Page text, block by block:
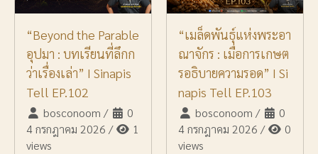
“Beyond the Parable
อุปมา : บทเรียนที่ลึกก
ว่าเรื่องเล่า” I Sinapis
Tell EP.102
bosconoom /
0
4 กรกฎาคม 2026 /
1
views
“เมล็ดพันธุ์แห่งพระอา
ณาจักร : เมื่อการเกษต
รอธิบายความรอด” I Si
napis Tell EP.103
bosconoom /
0
4 กรกฎาคม 2026 /
0
views